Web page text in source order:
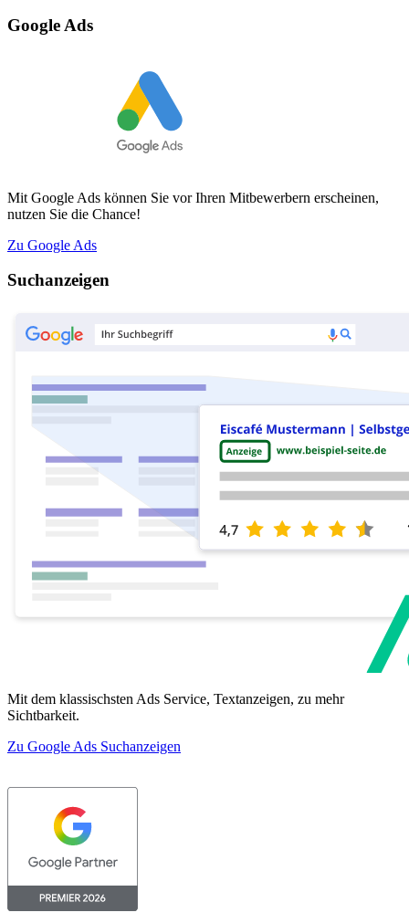
Google Ads
Mit Google Ads können Sie vor Ihren Mitbewerbern erscheinen,
nutzen Sie die Chance!
Zu Google Ads
Suchanzeigen
Mit dem klassischsten Ads Service, Textanzeigen, zu mehr
Sichtbarkeit.
Zu Google Ads Suchanzeigen